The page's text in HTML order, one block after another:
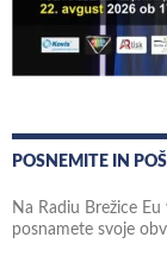
POSNEMITE IN
Na Radiu Brežice
posnamete svoje